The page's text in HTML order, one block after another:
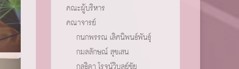
คณะผู้บริหาร
คณาจารย์
กนกพรรณ เลิศนิพนธ์พันธุ์
กมลลักษณ์ สุขเสน